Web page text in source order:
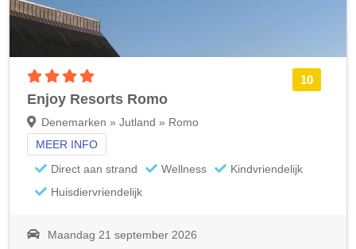
10
Enjoy Resorts Romo
Denemarken » Jutland » Romo
MEER INFO
Direct aan strand
Wellness
Kindvriendelijk
Huisdiervriendelijk
Maandag 21 september 2026